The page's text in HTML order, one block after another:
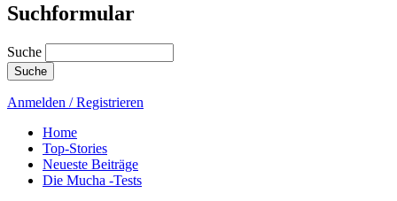
Suchformular
Suche
Anmelden / Registrieren
Home
Top-Stories
Neueste Beiträge
Die Mucha -Tests